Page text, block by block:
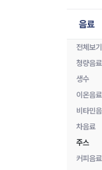
음료
전체보기
청량음료
생수
이온음료
비타민
차음료
주스
커피음료